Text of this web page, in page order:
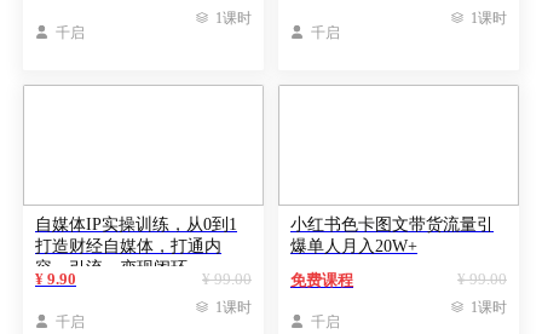
 千启
 1课时
 千启
 1课时
自媒体IP实操训练，从0到1
打造财经自媒体，打通内
容、引流、变现闭环
¥ 99.00
¥ 9.90
 千启
 1课时
小红书色卡图文带货流量引
爆单人月入20W+
¥ 99.00
免费课程
 千启
 1课时